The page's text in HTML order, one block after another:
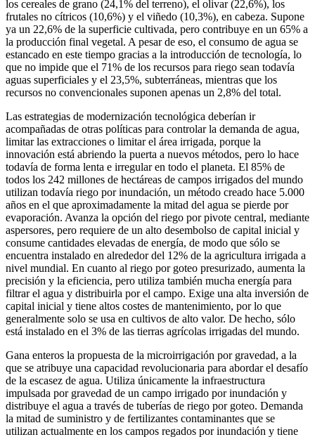
los cereales de grano (24,1% del terreno), el olivar (22,6%), los
frutales no cítricos (10,6%) y el viñedo (10,3%), en cabeza. Supone
ya un 22,6% de la superficie cultivada, pero contribuye en un 65% a
la producción final vegetal. A pesar de eso, el consumo de agua se
estancado en este tiempo gracias a la introducción de tecnología, lo
que no impide que el 71% de los recursos para riego sean todavía
aguas superficiales y el 23,5%, subterráneas, mientras que los
recursos no convencionales suponen apenas un 2,8% del total.
Las estrategias de modernización tecnológica deberían ir
acompañadas de otras políticas para controlar la demanda de agua,
limitar las extracciones o limitar el área irrigada, porque la
innovación está abriendo la puerta a nuevos métodos, pero lo hace
todavía de forma lenta e irregular en todo el planeta. El 85% de
todos los 242 millones de hectáreas de campos irrigados del mundo
utilizan todavía riego por inundación, un método creado hace 5.000
años en el que aproximadamente la mitad del agua se pierde por
evaporación. Avanza la opción del riego por pivote central, mediante
aspersores, pero requiere de un alto desembolso de capital inicial y
consume cantidades elevadas de energía, de modo que sólo se
encuentra instalado en alrededor del 12% de la agricultura irrigada a
nivel mundial. En cuanto al riego por goteo presurizado, aumenta la
precisión y la eficiencia, pero utiliza también mucha energía para
filtrar el agua y distribuirla por el campo. Exige una alta inversión de
capital inicial y tiene altos costes de mantenimiento, por lo que
generalmente solo se usa en cultivos de alto valor. De hecho, sólo
está instalado en el 3% de las tierras agrícolas irrigadas del mundo.
Gana enteros la propuesta de la microirrigación por gravedad, a la
que se atribuye una capacidad revolucionaria para abordar el desafío
de la escasez de agua. Utiliza únicamente la infraestructura
impulsada por gravedad de un campo irrigado por inundación y
distribuye el agua a través de tuberías de riego por goteo. Demanda
la mitad de suministro y de fertilizantes contaminantes que se
utilizan actualmente en los campos regados por inundación y tiene